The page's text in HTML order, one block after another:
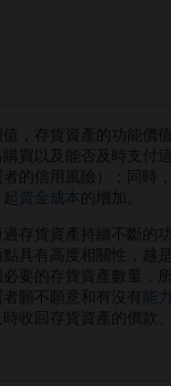
，存貨資產的功能價
購買以及能否及時支付
的信用風險）；同時，
資金成本 的增加。
存貨資產持續不斷的功
具有高度相關性，越
要的存貨資產數量，所
願不願意和有沒有 能力
收回存貨資產的價款。